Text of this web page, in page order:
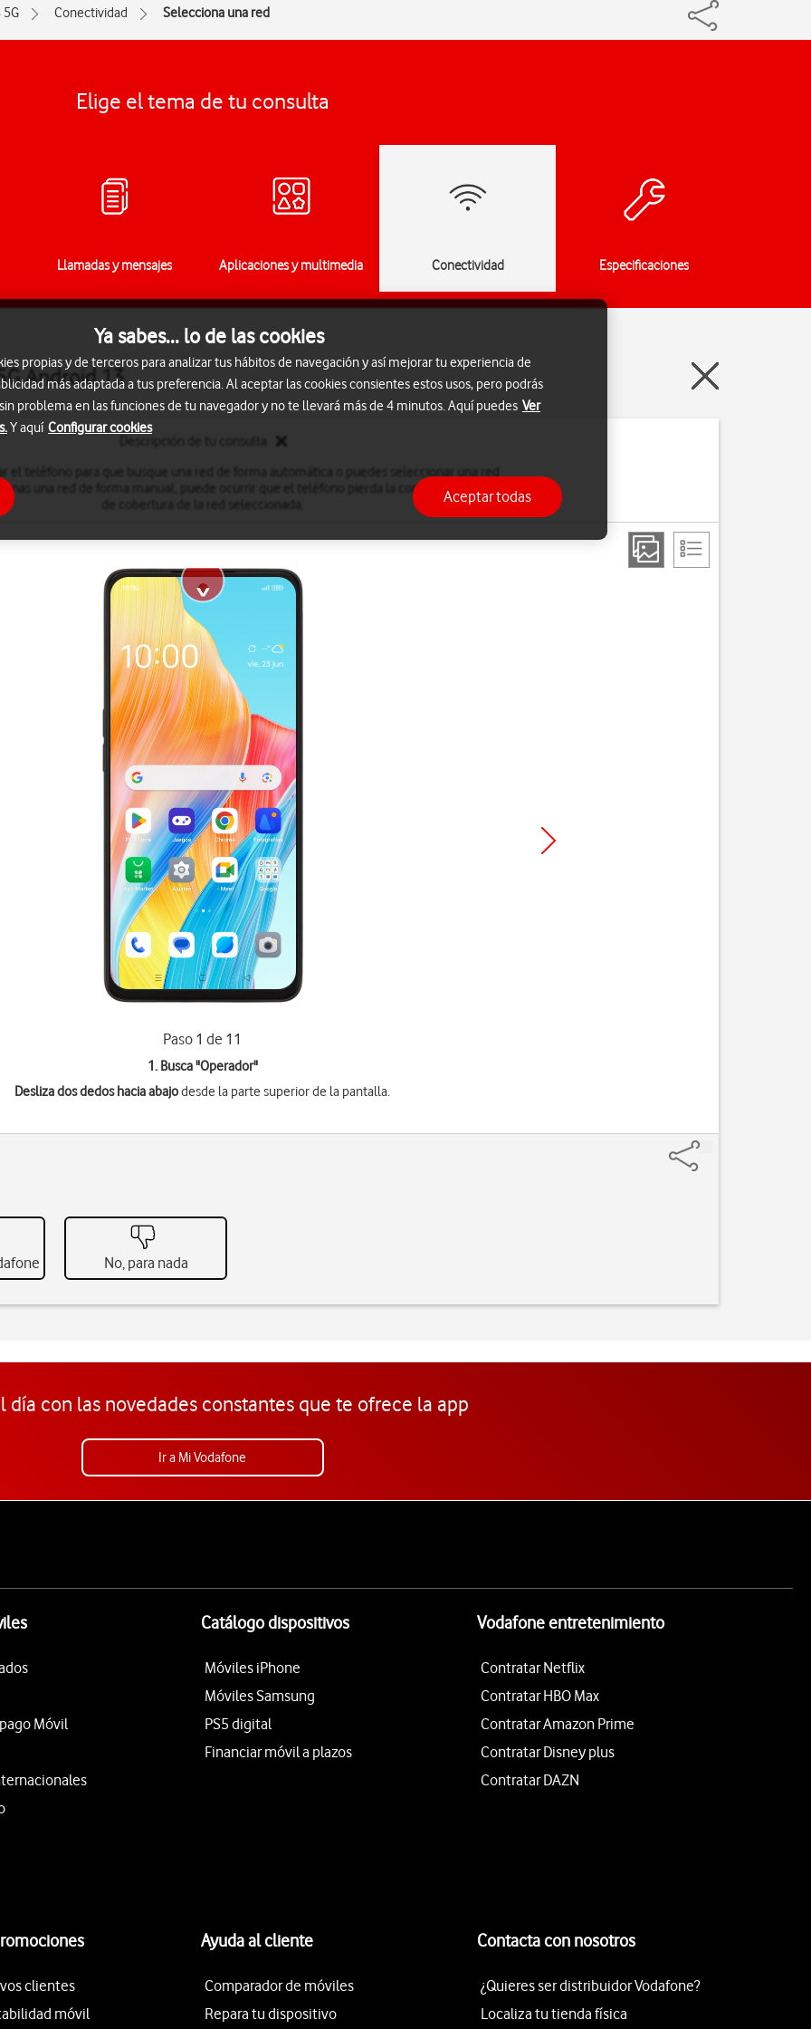
5G Conectividad Selecciona una red
Elige el tema de tu consulta
Llamadas y mensajes Aplicaciones y multimedia Conectividad Especificaciones
Android 13
una red de forma manual, puede ocurrir que el teléfono pierda la conexión si sales del área
Paso 1 de 11
1. Busca "Operador"
Desliza dos dedos hacia abajodesde la parte superior de la pantalla.
No, para nada
día con las novedades constantes que te ofrece la app
Ir a Mi Vodafone
Móvil
Catálogo dispositivos
Móviles iPhone
Móviles Samsung
PS5 digital
Financiar móvil a plazos
Vodafone entretenimiento
Contratar Netflix
Contratar HBO Max
Contratar Amazon Prime
Contratar Disney plus
Contratar DAZN
clientes
móvil
Ayuda al cliente
Comparador de móviles
Repara tu dispositivo
Contacta con nosotros
¿Quieres ser distribuidor Vodafone?
Localiza tu tienda física
Ya sabes... lo de las cookies
propias y de terceros para analizar tus hábitos de navegación y así mejorar tu experiencia de
más adaptada a tus preferencia. Al aceptar las cookies consientes estos usos, pero podrás
problema en las funciones de tu navegador y no te llevará más de 4 minutos. Aquí puedes Ver
Y aquí Configurar cookies
Aceptar todas